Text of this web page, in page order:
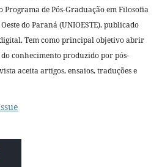
Programa de Pós-Graduação em Filosofia
do Paraná (UNIOESTE), publicado
Tem como principal objetivo abrir
conhecimento produzido por pós-
aceita artigos, ensaios, traduções e